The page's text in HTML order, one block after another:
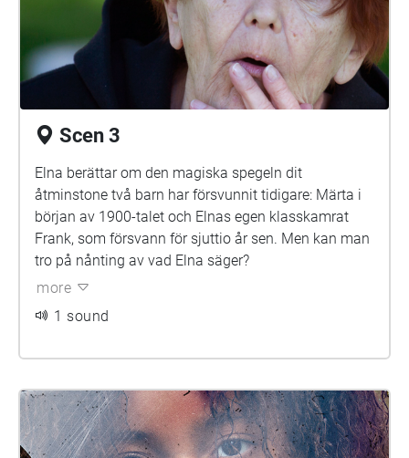
Scen 3
Elna berättar om den magiska spegeln dit
åtminstone två barn har försvunnit tidigare: Märta i
början av 1900-talet och Elnas egen klasskamrat
Frank, som försvann för sjuttio år sen. Men kan man
tro på nånting av vad Elna säger?
more
1 sound